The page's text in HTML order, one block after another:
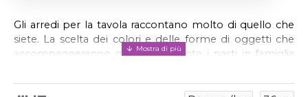
Gli arredi per la tavola raccontano molto di quello che
siete. La scelta dei colori e delle forme di oggetti che
accompagneranno quotidianamente i pasti in famiglia
personale, che richiede gusto, praticità e attenzione a